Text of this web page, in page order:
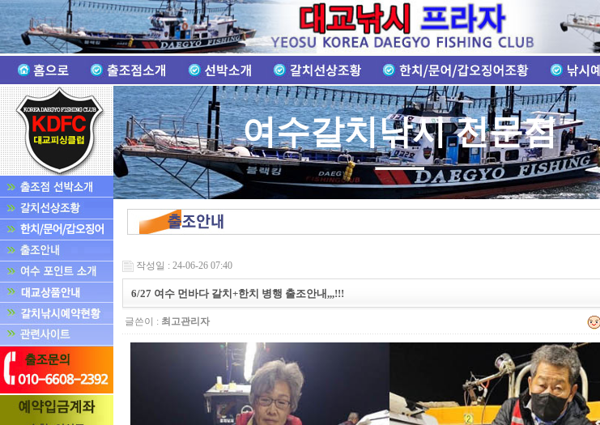
여수갈치낚시 1번지
작성일 : 24-06-26 07:40
6/27 여수 먼바다 갈치+한치 병행 출조안내,,,!!!
글쓴이 : 최고관리자